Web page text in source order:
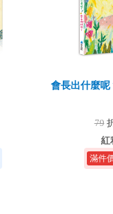
會長出什麼呢
79
紅